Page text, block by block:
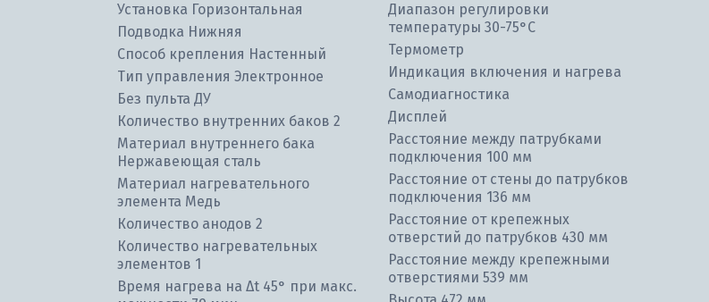
Установка Горизонтальная
Подводка Нижняя
Способ крепления Настенный
Тип управления Электронное
Без пульта ДУ
Количество внутренних баков 2
Материал внутреннего бака
Нержавеющая сталь
Материал нагревательного
элемента Медь
Количество анодов 2
Количество нагревательных
элементов 1
Время нагрева на ∆t 45° при макс.
Диапазон регулировки
температуры 30-75°С
Термометр
Индикация включения и нагрева
Самодиагностика
Дисплей
Расстояние между патрубками
подключения 100 мм
Расстояние от стены до патрубков
подключения 136 мм
Расстояние от крепежных
отверстий до патрубков 430 мм
Расстояние между крепежными
отверстиями 539 мм